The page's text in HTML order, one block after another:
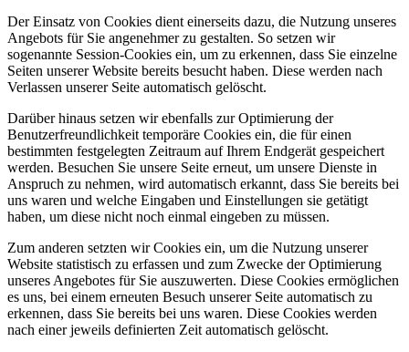
Der Einsatz von Cookies dient einerseits dazu, die Nutzung unseres
Angebots für Sie angenehmer zu gestalten. So setzen wir
sogenannte Session-Cookies ein, um zu erkennen, dass Sie einzelne
Seiten unserer Website bereits besucht haben. Diese werden nach
Verlassen unserer Seite automatisch gelöscht.
Darüber hinaus setzen wir ebenfalls zur Optimierung der
Benutzerfreundlichkeit temporäre Cookies ein, die für einen
bestimmten festgelegten Zeitraum auf Ihrem Endgerät gespeichert
werden. Besuchen Sie unsere Seite erneut, um unsere Dienste in
Anspruch zu nehmen, wird automatisch erkannt, dass Sie bereits bei
uns waren und welche Eingaben und Einstellungen sie getätigt
haben, um diese nicht noch einmal eingeben zu müssen.
Zum anderen setzten wir Cookies ein, um die Nutzung unserer
Website statistisch zu erfassen und zum Zwecke der Optimierung
unseres Angebotes für Sie auszuwerten. Diese Cookies ermöglichen
es uns, bei einem erneuten Besuch unserer Seite automatisch zu
erkennen, dass Sie bereits bei uns waren. Diese Cookies werden
nach einer jeweils definierten Zeit automatisch gelöscht.